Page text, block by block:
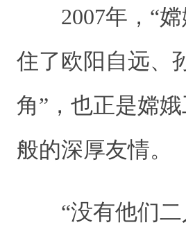
2007年，“嫦
住了欧阳自远、
角”，也正是嫦
般的深厚友情。
“没有他们二